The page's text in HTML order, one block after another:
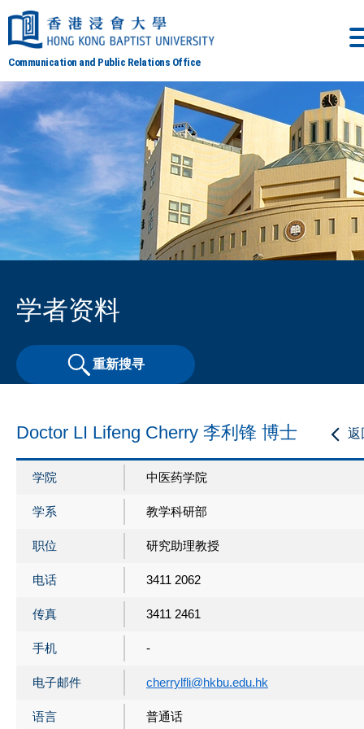
Communication and Public Relations Office
学者资料
重新搜寻
返
Doctor LI Lifeng Cherry 李利锋 博士
学院 中医药学院
学系 教学科研部
职位 研究助理教授
电话 3411 2062
传真 3411 2461
手机 -
电子邮件 cherrylfli@hkbu.edu.hk
语言 普通话